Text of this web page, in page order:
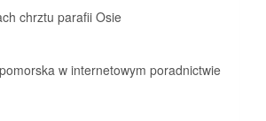
chrztu parafii Osie
w internetowym poradnictwie